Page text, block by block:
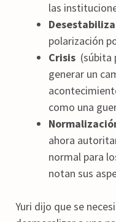
las
polarización
Crisis (súbita
generar un
como una
ahora
normal para
notan sus
Yuri dijo que se